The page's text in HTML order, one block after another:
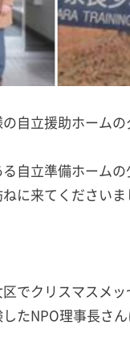
自立援助ホームの
自立準備ホーム
に来てくださいま
でクリスマスメ
たNPO理事長さ